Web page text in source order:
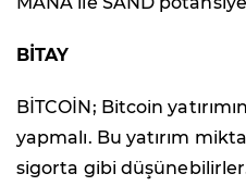
BİTAY
BİTCOİN; Bitcoin
yapmalı. Bu yatırım
sigorta gibi